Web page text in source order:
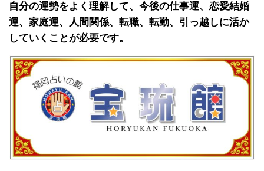
自分の運勢をよく理解して、今後の仕事運、恋愛結婚
運、家庭運、人間関係、転職、転勤、引っ越しに活か
していくことが必要です。